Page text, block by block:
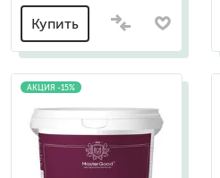
Купить
АКЦИЯ -15%